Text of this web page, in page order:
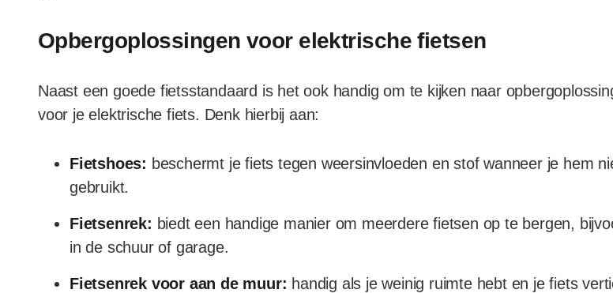
Opbergoplossingen voor elektrische fietsen
Naast een goede fietsstandaard is het ook handig om te kijken naar
voor je elektrische fiets. Denk hierbij aan:
Fietshoes: beschermt je fiets tegen weersinvloeden en stof wanneer je hem
gebruikt.
Fietsenrek: biedt een handige manier om meerdere fietsen op te bergen,
in de schuur of garage.
Fietsenrek voor aan de muur: handig als je weinig ruimte hebt en je fiets